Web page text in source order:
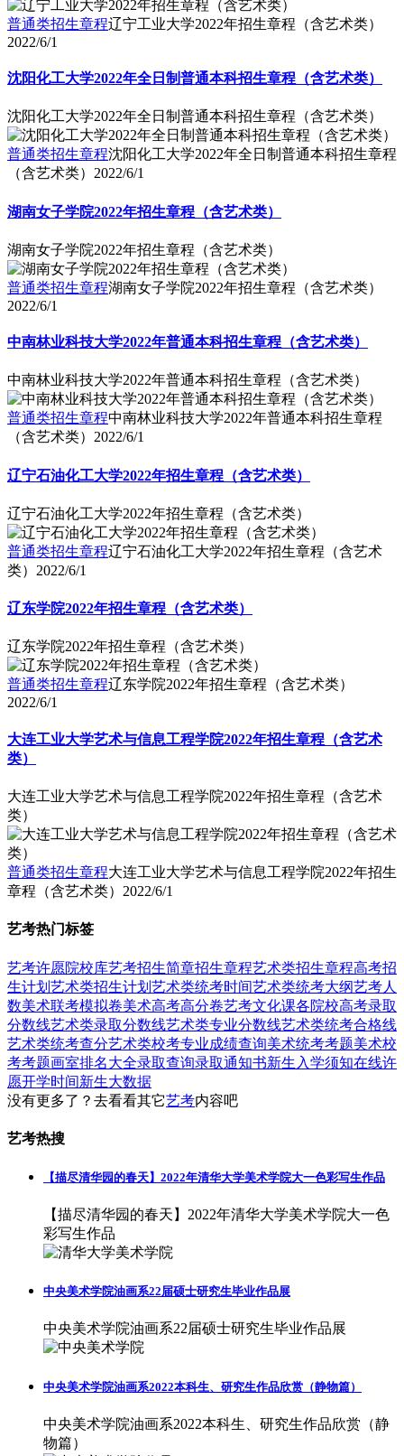
普通类招生章程辽宁工业大学2022年招生章程（含艺术类）
2022/6/1
沈阳化工大学2022年全日制普通本科招生章程（含艺术类）
沈阳化工大学2022年全日制普通本科招生章程（含艺术类）
普通类招生章程沈阳化工大学2022年全日制普通本科招生章程
（含艺术类） 2022/6/1
湖南女子学院2022年招生章程（含艺术类）
湖南女子学院2022年招生章程（含艺术类）
普通类招生章程湖南女子学院2022年招生章程（含艺术类）
2022/6/1
中南林业科技大学2022年普通本科招生章程（含艺术类）
中南林业科技大学2022年普通本科招生章程（含艺术类）
普通类招生章程中南林业科技大学2022年普通本科招生章程
（含艺术类） 2022/6/1
辽宁石油化工大学2022年招生章程（含艺术类）
辽宁石油化工大学2022年招生章程（含艺术类）
普通类招生章程辽宁石油化工大学2022年招生章程（含艺术
类） 2022/6/1
辽东学院2022年招生章程（含艺术类）
辽东学院2022年招生章程（含艺术类）
普通类招生章程辽东学院2022年招生章程（含艺术类）
2022/6/1
大连工业大学艺术与信息工程学院2022年招生章程（含艺术
类）
大连工业大学艺术与信息工程学院2022年招生章程（含艺术
类）
普通类招生章程大连工业大学艺术与信息工程学院2022年招生
章程（含艺术类） 2022/6/1
艺考热门标签
艺考许愿院校库艺考招生简章招生章程艺术类招生章程高考招
生计划 艺术类招生计划 艺术类统考时间艺术类统考大纲艺考人
数美术联考模拟卷美术高考高分卷艺考文化课各院校高考录取
分数线艺术类录取分数线艺术类专业分数线艺术类统考合格线
艺术类统考查分艺术类校考专业成绩查询美术统考考题美术校
考考题画室排名大全录取查询录取通知书新生入学须知在线许
愿开学时间新生大数据
没有更多了？去看看其它艺考内容吧
艺考热搜
【描尽清华园的春天】2022年清华大学美术学院大一色彩写生作品
【描尽清华园的春天】2022年清华大学美术学院大一色
彩写生作品
中央美术学院油画系22届硕士研究生毕业作品展
中央美术学院油画系22届硕士研究生毕业作品展
中央美术学院油画系2022本科生、研究生作品欣赏（静物篇）
中央美术学院油画系2022本科生、研究生作品欣赏（静
物篇）